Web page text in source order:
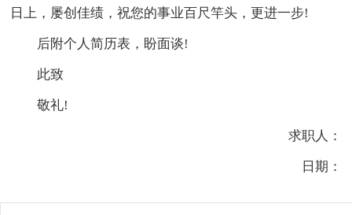
日上，屡创佳绩，祝您的事业百尺竿头，更进一步!
后附个人简历表，盼面谈!
此致
敬礼!
求职人：
日期：